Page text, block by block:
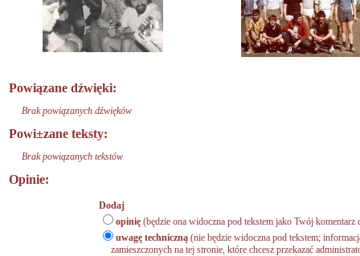
Powiązane dźwięki:
Brak powiązanych dźwięków
Powi±zane teksty:
Brak powiązanych tekstów
Opinie:
Dodaj
opinię (będzie ona widoczna pod tekstem jako Twój komentarz
uwagę techniczną (nie będzie widoczna pod tekstem;
zamieszczonych na tej stronie, które chcesz przekazać